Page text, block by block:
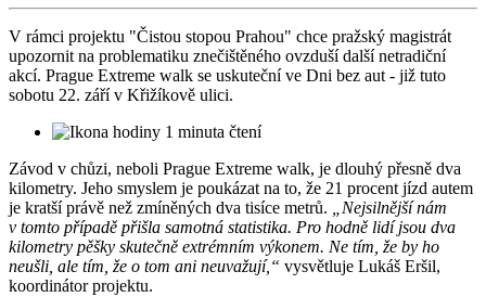
V rámci projektu "Čistou stopou Prahou" chce pražský magistrát
upozornit na problematiku znečištěného ovzduší další netradiční
akcí. Prague Extreme walk se uskuteční ve Dni bez aut - již tuto
sobotu 22. září v Křižíkově ulici.
1 minuta čtení
Závod v chůzi, neboli Prague Extreme walk, je dlouhý přesně dva
kilometry. Jeho smyslem je poukázat na to, že 21 procent jízd autem
je kratší právě než zmíněných dva tisíce metrů. „Nejsilnější nám
v tomto případě přišla samotná statistika. Pro hodně lidí jsou dva
kilometry pěšky skutečně extrémním výkonem. Ne tím, že by ho
neušli, ale tím, že o tom ani neuvažují,“ vysvětluje Lukáš Eršil,
koordinátor projektu.